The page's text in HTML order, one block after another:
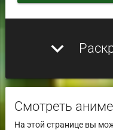
expand_more
Смотреть
На этой странице вы